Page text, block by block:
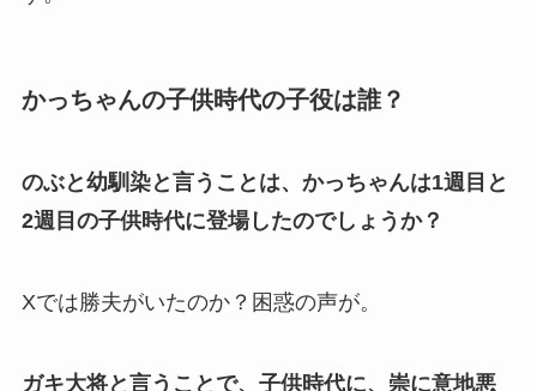
かっちゃんの子供時代の子役は誰？
のぶと幼馴染と言うことは、かっちゃんは1週目と
2週目の子供時代に登場したのでしょうか？
Xでは勝夫がいたのか？困惑の声が。
ガキ大将と言うことで、子供時代に、崇に意地悪